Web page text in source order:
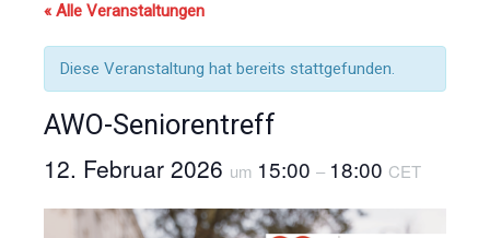
« Alle Veranstaltungen
Diese Veranstaltung hat bereits stattgefunden.
AWO-Seniorentreff
12. Februar 2026 um 15:00 – 18:00 CET